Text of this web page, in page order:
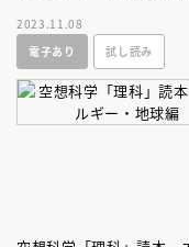
世界は、緻密な科学的根
った！？
2023.11.08
電子あり
試し読み